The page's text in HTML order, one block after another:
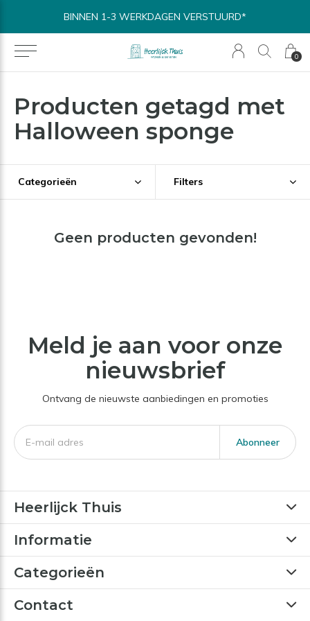
0
BINNEN 1-3 WERKDAGEN VERSTUURD*
Producten getagd met
Halloween sponge
Categorieën Filters
Geen producten gevonden!
Meld je aan voor onze
nieuwsbrief
Ontvang de nieuwste aanbiedingen en promoties
Abonneer
Heerlijck Thuis
Informatie
Categorieën
Contact